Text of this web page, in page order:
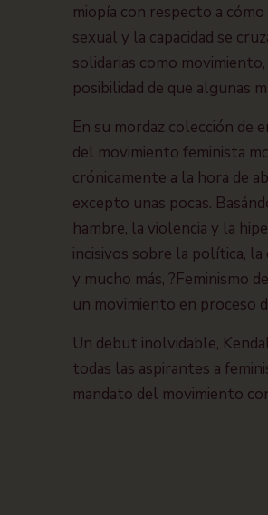
miopía con respecto a
sexual y la capacidad se
solidarias como
posibilidad de que algunas
En su mordaz colección de
del movimiento feminista
crónicamente a la hora de
excepto unas pocas.
hambre, la violencia y la
incisivos sobre la política,
y mucho más, ?Feminismo
un movimiento en proceso
Un debut inolvidable,
todas las aspirantes a
mandato del movimiento